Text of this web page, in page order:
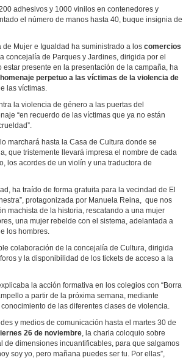
adhesivos y 1000 vinilos en contenedores y
el número de manos hasta 40, buque insignia de
de Mujer e Igualdad ha suministrado a los comercios
concejalía de Parques y Jardines, dirigida por el
presente en la presentación de la campaña, ha
perpetuo a las víctimas de la violencia de
las víctimas.
la violencia de género a las puertas del
“en recuerdo de las víctimas que ya no están
marchará hasta la Casa de Cultura donde se
que tristemente llevará impresa el nombre de cada
los acordes de un violín y una traductora de
ha traído de forma gratuita para la vecindad de El
protagonizada por Manuela Reina, que nos
machista de la historia, rescatando a una mujer
una mujer rebelde con el sistema, adelantada a
los hombres.
colaboración de la concejalía de Cultura, dirigida
y la disponibilidad de los tickets de acceso a la
la acción formativa en los colegios con “Borra
a partir de la próxima semana, mediante
de las diferentes clases de violencia.
y medios de comunicación hasta el martes 30 de
26 de noviembre, la charla coloquio sobre
de dimensiones incuantificables, para que salgamos
soy yo, pero mañana puedes ser tu. Por ellas”,